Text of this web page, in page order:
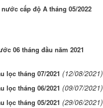
cấp độ A tháng 05/2022
06 tháng đầu năm 2021
lọc tháng 07/2021 (12/08/2021)
lọc tháng 06/2021 (09/07/2021)
lọc tháng 05/2021 (29/06/2021)